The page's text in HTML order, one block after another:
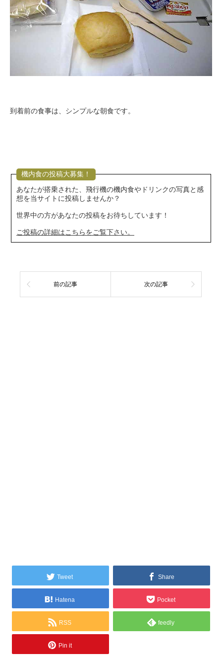
到着前の食事は、シンプルな朝食です。
機内食の投稿大募集！
あなたが搭乗された、飛行機の機内食やドリンクの写真と感
想を当サイトに投稿しませんか？
世界中の方があなたの投稿をお待ちしています！
ご投稿の詳細はこちらをご覧下さい。
前の記事 次の記事
Tweet Share
Hatena Pocket
RSS feedly
Pin it